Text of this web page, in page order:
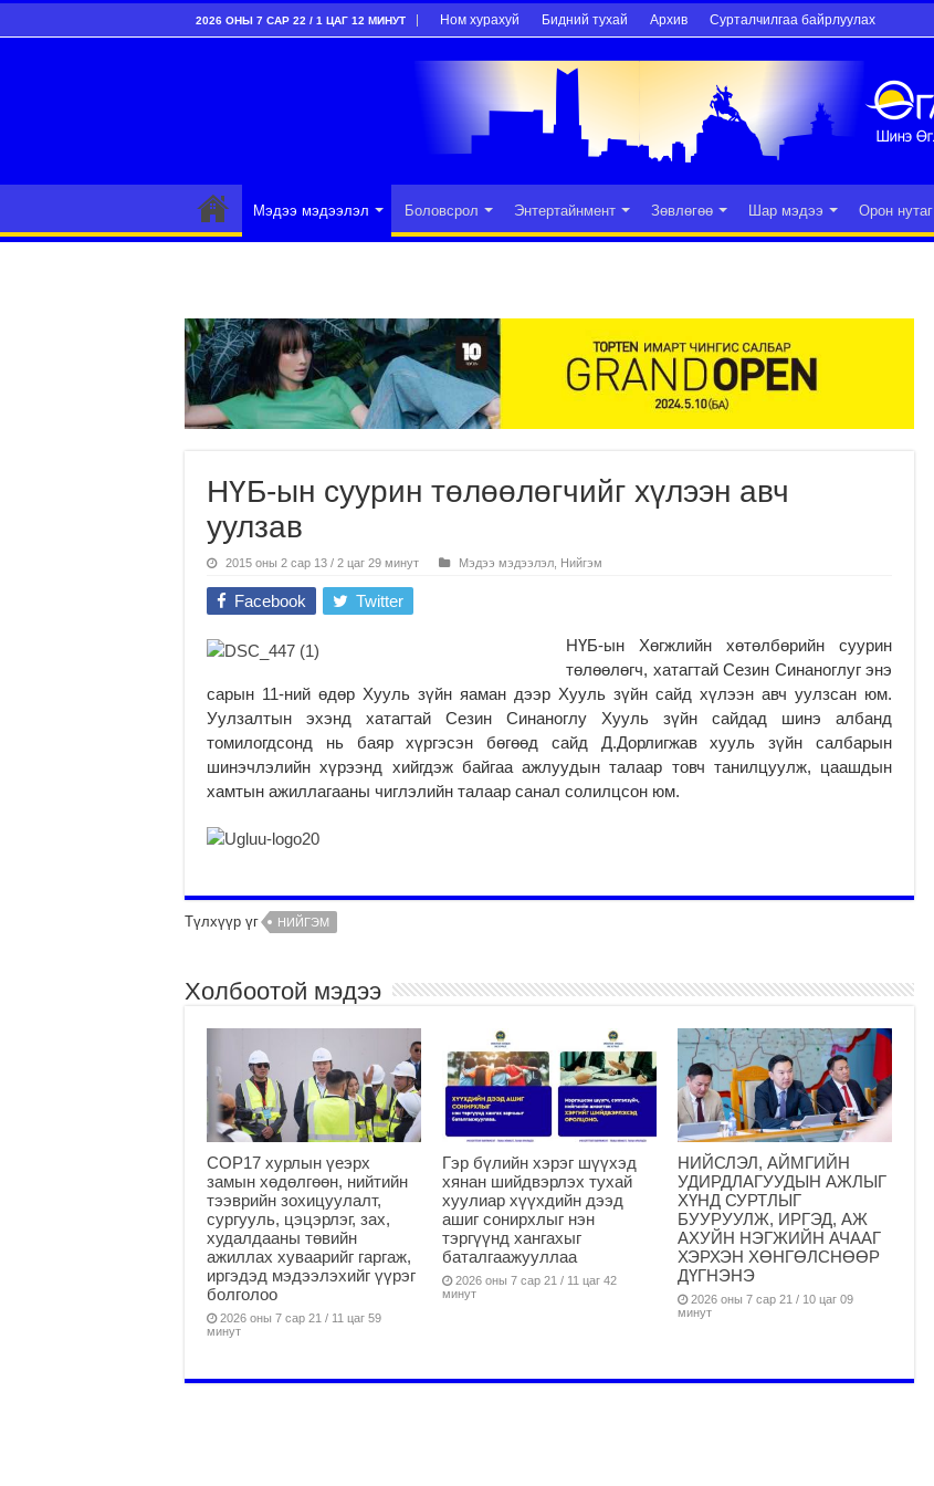
2026 ОНЫ 7 САР 22 / 1 ЦАГ 12 МИНУТ Ном хурахуй Бидний тухай Архив Сурталчилгаа байрлуулах
Мэдээ мэдээлэл Боловсрол Энтертайнмент Зөвлөгөө Шар мэдээ Орон нутаг
НҮБ-ын суурин төлөөлөгчийг хүлээн авч
уулзав
2015 оны 2 сар 13 / 2 цаг 29 минут Мэдээ мэдээлэл Нийгэм
Facebook Twitter
НҮБ-ын Хөгжлийн хөтөлбөрийн суурин
төлөөлөгч, хатагтай Сезин Синаноглуг энэ
сарын 11-ний өдөр Хууль зүйн яаман дээр Хууль зүйн сайд хүлээн авч уулзсан юм.
Уулзалтын эхэнд хатагтай Сезин Синаноглу Хууль зүйн сайдад шинэ албанд
томилогдсонд нь баяр хүргэсэн бөгөөд сайд Д.Дорлигжав хууль зүйн салбарын
шинэчлэлийн хүрээнд хийгдэж байгаа ажлуудын талаар товч танилцуулж, цаашдын
хамтын ажиллагааны чиглэлийн талаар санал солилцсон юм.
Түлхүүр үг НИЙГЭМ
Холбоотой мэдээ
COP17 хурлын үеэрх
замын хөдөлгөөн, нийтийн
тээврийн зохицуулалт,
сургууль, цэцэрлэг, зах,
худалдааны төвийн
ажиллах хуваарийг гаргаж,
иргэдэд мэдээлэхийг үүрэг
болголоо
2026 оны 7 сар 21 / 11 цаг 59
минут
Гэр бүлийн хэрэг шүүхэд
хянан шийдвэрлэх тухай
хуулиар хүүхдийн дээд
ашиг сонирхлыг нэн
тэргүүнд хангахыг
баталгаажууллаа
2026 оны 7 сар 21 / 11 цаг 42
минут
НИЙСЛЭЛ, АЙМГИЙН
УДИРДЛАГУУДЫН АЖЛЫГ
ХҮНД СУРТЛЫГ
БУУРУУЛЖ, ИРГЭД, АЖ
АХУЙН НЭГЖИЙН АЧААГ
ХЭРХЭН ХӨНГӨЛСНӨӨР
ДҮГНЭНЭ
2026 оны 7 сар 21 / 10 цаг 09
минут